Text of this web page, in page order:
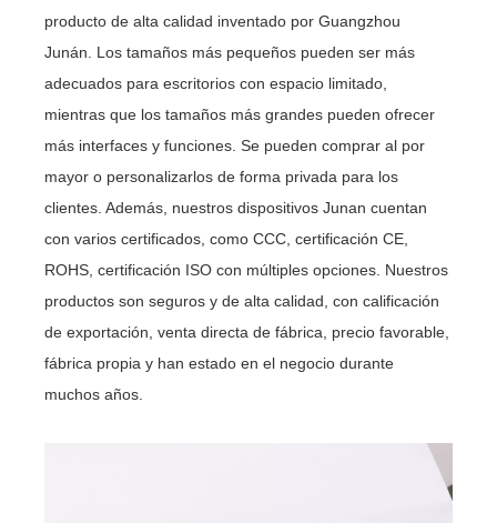
producto de alta calidad inventado por Guangzhou
Junán. Los tamaños más pequeños pueden ser más
adecuados para escritorios con espacio limitado,
mientras que los tamaños más grandes pueden ofrecer
más interfaces y funciones. Se pueden comprar al por
mayor o personalizarlos de forma privada para los
clientes. Además, nuestros dispositivos Junan cuentan
con varios certificados, como CCC, certificación CE,
ROHS, certificación ISO con múltiples opciones. Nuestros
productos son seguros y de alta calidad, con calificación
de exportación, venta directa de fábrica, precio favorable,
fábrica propia y han estado en el negocio durante
muchos años.